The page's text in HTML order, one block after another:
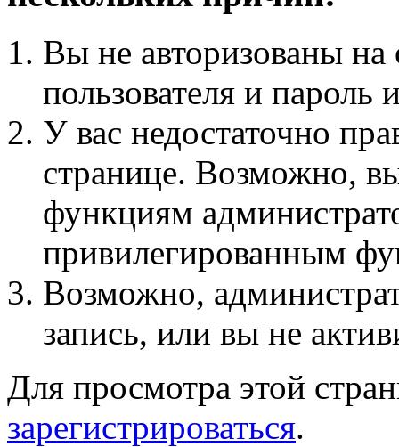
Вы не авторизованы на
пользователя и пароль
У вас недостаточно
странице. Возможно,
функциям
привилегированным
Возможно,
запись, или вы не
Для просмотра этой
зарегистрироваться.